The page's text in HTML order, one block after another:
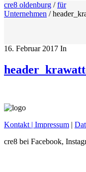
cre8 oldenburg /für
Unternehmen /
16. Februar 2017 In
Kontakt | Impressum |
cre8 bei Facebook,